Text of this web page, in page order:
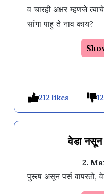
व चारही अक्षर म्हणजे
212 likes
वेडा नसून
2.
पुरूष असून पर्स वापरतो,